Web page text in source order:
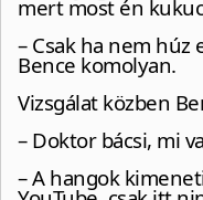
mert most én
– Csak ha nem húz
Bence komolyan.
Vizsgálat közben
– Doktor bácsi, mi
– A hangok